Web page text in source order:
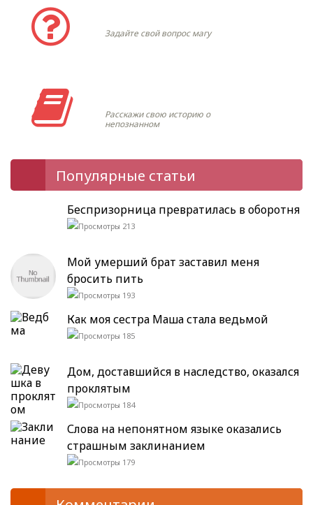
Задайте свой вопрос магу
Расскажи свою историю о
непознанном
Популярные статьи
Беспризорница превратилась в оборотня
213
Мой умерший брат заставил меня
бросить пить
193
Как моя сестра Маша стала ведьмой
185
Дом, доставшийся в наследство, оказался
проклятым
184
Слова на непонятном языке оказались
страшным заклинанием
179